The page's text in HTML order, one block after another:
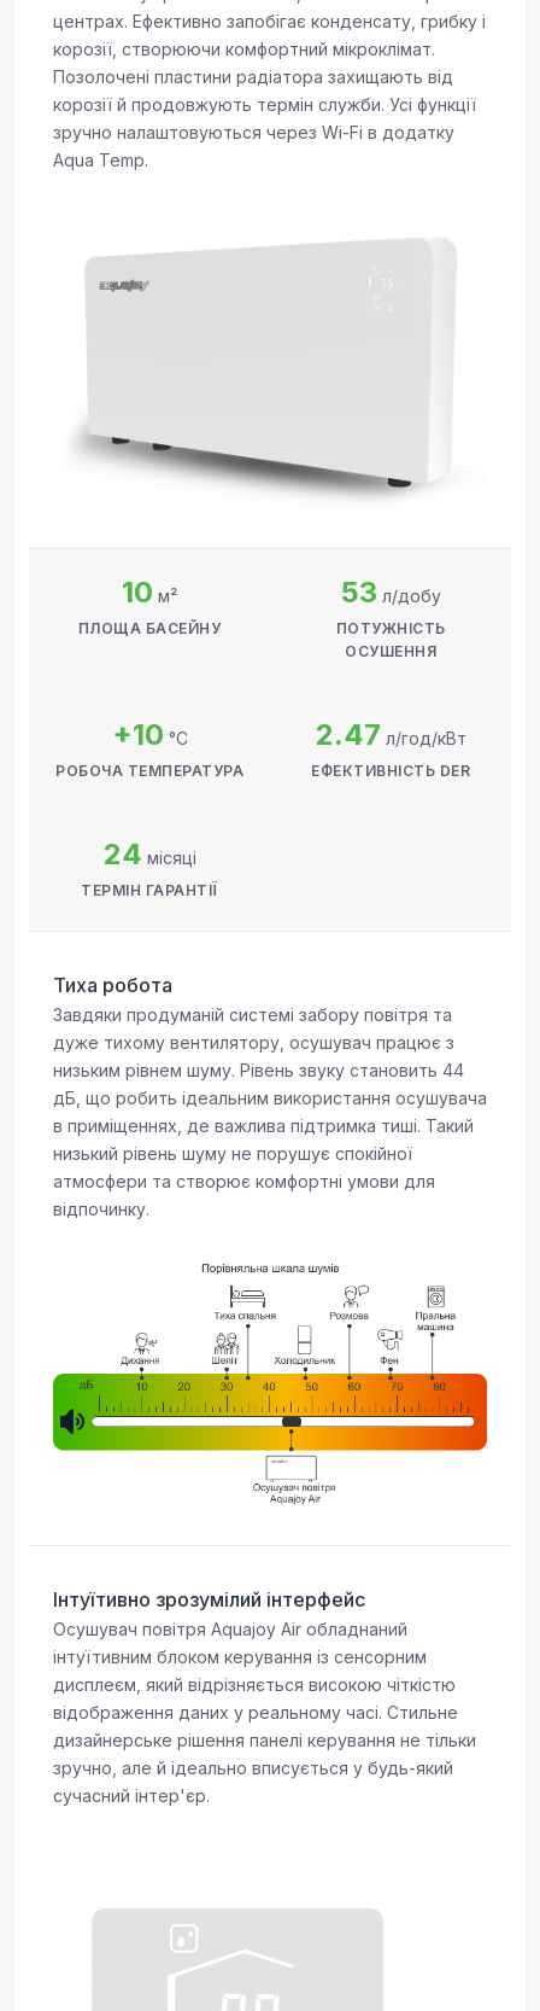
центрах. Ефективно запобігає конденсату, грибку і
корозії, створюючи комфортний мікроклімат.
Позолочені пластини радіатора захищають від
корозії й продовжують термін служби. Усі функції
зручно налаштовуються через Wi-Fi в додатку
Aqua Temp.
10 м²
ПЛОЩА БАСЕЙНУ
53 л/добу
ПОТУЖНІСТЬ
ОСУШЕННЯ
+10 °C
РОБОЧА ТЕМПЕРАТУРА
2.47 л/год/кВт
ЕФЕКТИВНІСТЬ DER
24 місяці
ТЕРМІН ГАРАНТІЇ
Тиха робота
Завдяки продуманій системі забору повітря та
дуже тихому вентилятору, осушувач працює з
низьким рівнем шуму. Рівень звуку становить 44
дБ, що робить ідеальним використання осушувача
в приміщеннях, де важлива підтримка тиші. Такий
низький рівень шуму не порушує спокійної
атмосфери та створює комфортні умови для
відпочинку.
Інтуїтивно зрозумілий інтерфейс
Осушувач повітря Aquajoy Air обладнаний
інтуїтивним блоком керування із сенсорним
дисплеєм, який відрізняється високою чіткістю
відображення даних у реальному часі. Стильне
дизайнерське рішення панелі керування не тільки
зручно, але й ідеально вписується у будь-який
сучасний інтер'єр.